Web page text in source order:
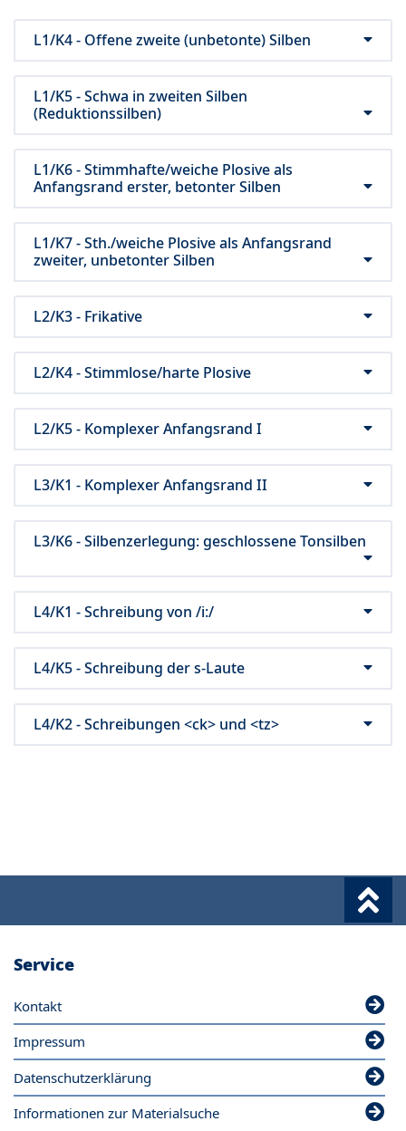
L1/K4 - Offene zweite (unbetonte) Silben
L1/K5 - Schwa in zweiten Silben
(Reduktionssilben)
L1/K6 - Stimmhafte/weiche Plosive als
Anfangsrand erster, betonter Silben
L1/K7 - Sth./weiche Plosive als Anfangsrand
zweiter, unbetonter Silben
L2/K3 - Frikative
L2/K4 - Stimmlose/harte Plosive
L2/K5 - Komplexer Anfangsrand I
L3/K1 - Komplexer Anfangsrand II
L3/K6 - Silbenzerlegung: geschlossene Tonsilben
L4/K1 - Schreibung von /i:/
L4/K5 - Schreibung der s-Laute
L4/K2 - Schreibungen <ck> und <tz>
Service
Kontakt
Impressum
Datenschutzerklärung
Informationen zur Materialsuche